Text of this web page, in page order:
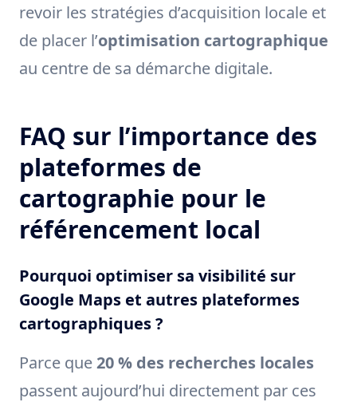
revoir les stratégies d’acquisition locale et
de placer l’optimisation cartographique
au centre de sa démarche digitale.
FAQ sur l’importance des
plateformes de
cartographie pour le
référencement local
Pourquoi optimiser sa visibilité sur
Google Maps et autres plateformes
cartographiques ?
Parce que20 % des recherches locales
passent aujourd’hui directement par ces